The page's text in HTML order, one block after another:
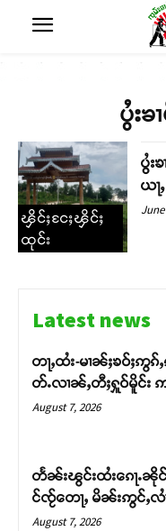
ပွႆးၶ
ၾိင်ႈငႄႈၾိင်ႈ
ထုင်း
ပွႆး
ယႃ
June
Latest news
တႃႇထႆး-မၢၼ်ႈၶဝ်ႈဢွ
တ်ႉလၢၼ်ႇတီႈႁူဝ်မိူင်း
August 7, 2026
တႅၼ်းၽွင်းထႆးၵေႃႉၼို
င်ၸႂ်တေႃႇ မိၼ်းဢွင်ႇလ
August 7, 2026